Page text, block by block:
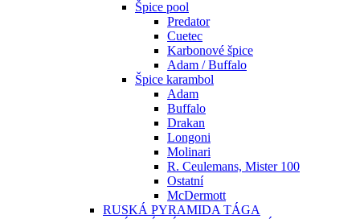
Špice pool
Predator
Cuetec
Karbonové špice
Adam / Buffalo
Špice karambol
Adam
Buffalo
Drakan
Longoni
Molinari
R. Ceulemans, Mister 100
Ostatní
McDermott
RUSKÁ PYRAMIDA TÁGA